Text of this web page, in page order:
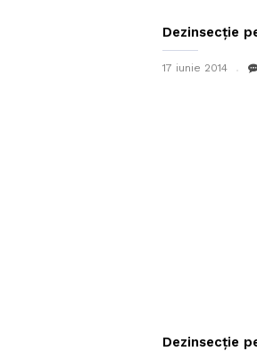
Dezinsecție
17 iunie 2014
Dezinsecție